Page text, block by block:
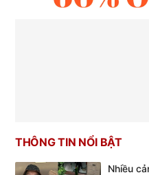
THÔNG TIN NỔI BẬT
Nhiều